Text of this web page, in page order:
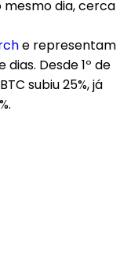
mesmo dia, cerca
e representam
Desde 1º de
subiu 25%, já